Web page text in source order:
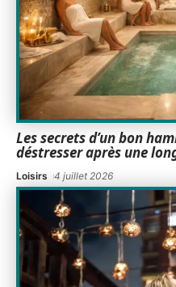
Les secrets d’un bon
déstresser après une
Loisirs 4 juillet 2026